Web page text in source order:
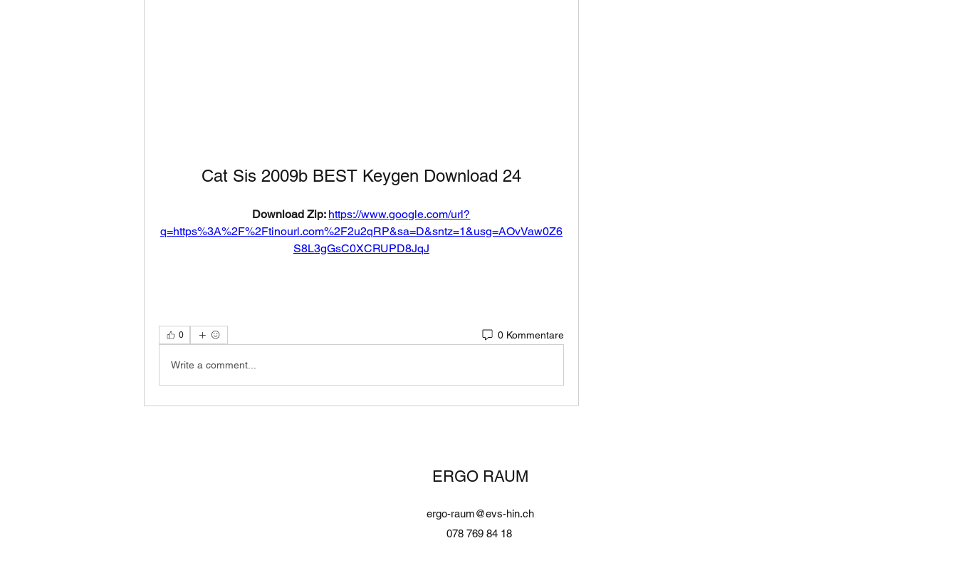
Cat Sis 2009b BEST Keygen Download 24
Download Zip: https://www.google.com/url?
q=https%3A%2F%2Ftinourl.com%2F2u2qRP&sa=D&sntz=1&usg=AOvVaw0Z6
S8L3gGsC0XCRUPD8JqJ
0 0 Kommentare
Write a comment...
ERGO RAUM
ergo-raum@evs-hin.ch
078 769 84 18